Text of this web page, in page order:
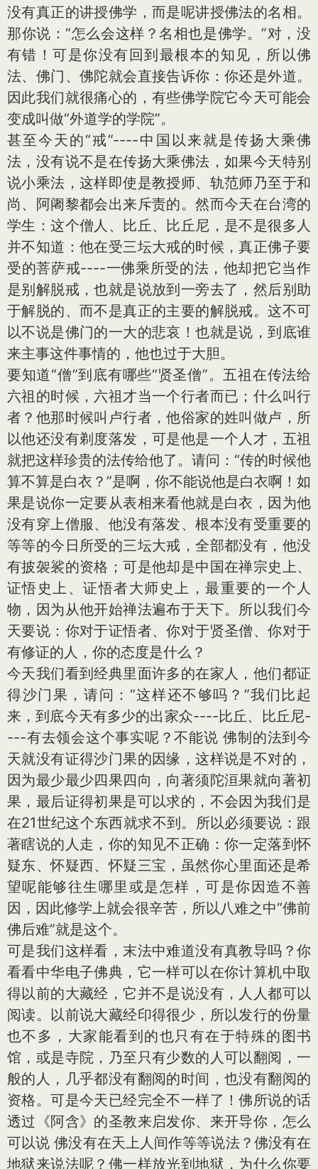
没有真正的讲授佛学，而是呢讲授佛法的名相。
那你说：“怎么会这样？名相也是佛学。”对，没
有错！可是你没有回到最根本的知见，所以佛
法、佛门、佛陀就会直接告诉你：你还是外道。
因此我们就很痛心的，有些佛学院它今天可能会
变成叫做“外道学的学院”。
甚至今天的“戒”----中国以来就是传扬大乘佛
法，没有说不是在传扬大乘佛法，如果今天特别
说小乘法，这样即使是教授师、轨范师乃至于和
尚、阿阇黎都会出来斥责的。然而今天在台湾的
学生：这个僧人、比丘、比丘尼，是不是很多人
并不知道：他在受三坛大戒的时候，真正佛子要
受的菩萨戒----一佛乘所受的法，他却把它当作
是别解脱戒，也就是说放到一旁去了，然后别助
于解脱的、而不是真正的主要的解脱戒。这不可
以不说是佛门的一大的悲哀！也就是说，到底谁
来主事这件事情的，他也过于大胆。
要知道“僧”到底有哪些“贤圣僧”。五祖在传法给
六祖的时候，六祖才当一个行者而已；什么叫行
者？他那时候叫卢行者，他俗家的姓叫做卢，所
以他还没有剃度落发，可是他是一个人才，五祖
就把这样珍贵的法传给他了。请问：“传的时候他
算不算是白衣？”是啊，你不能说他是白衣啊！如
果是说你一定要从表相来看他就是白衣，因为他
没有穿上僧服、他没有落发、根本没有受重要的
等等的今日所受的三坛大戒，全部都没有，他没
有披袈裟的资格；可是他却是中国在禅宗史上、
证悟史上、证悟者大师史上，最重要的一个人
物，因为从他开始禅法遍布于天下。所以我们今
天要说：你对于证悟者、你对于贤圣僧、你对于
有修证的人，你的态度是什么？
今天我们看到经典里面许多的在家人，他们都证
得沙门果，请问：“这样还不够吗？”我们比起
来，到底今天有多少的出家众----比丘、比丘尼-
---有去领会这个事实呢？不能说 佛制的法到今
天就没有证得沙门果的因缘，这样说是不对的，
因为最少最少四果四向，向著须陀洹果就向著初
果，最后证得初果是可以求的，不会因为我们是
在21世纪这个东西就求不到。所以必须要说：跟
著瞎说的人走，你的知见不正确：你一定落到怀
疑东、怀疑西、怀疑三宝，虽然你心里面还是希
望呢能够往生哪里或是怎样，可是你因造不善
因，因此修学上就会很辛苦，所以八难之中“佛前
佛后难”就是这个。
可是我们这样看，末法中难道没有真教导吗？你
看看中华电子佛典，它一样可以在你计算机中取
得以前的大藏经，它并不是说没有，人人都可以
阅读。以前说大藏经印得很少，所以发行的份量
也不多，大家能看到的也只有在于特殊的图书
馆，或是寺院，乃至只有少数的人可以翻阅，一
般的人，几乎都没有翻阅的时间，也没有翻阅的
资格。可是今天已经完全不一样了！佛所说的话
透过《阿含》的圣教来启发你、来开导你，怎么
可以说 佛没有在天上人间作等等说法？佛没有在
地狱来说法呢？佛一样放光到地狱，为什么你要